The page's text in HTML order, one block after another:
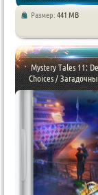
Размер: 441 MB
Mystery Tales 11:
Choices /